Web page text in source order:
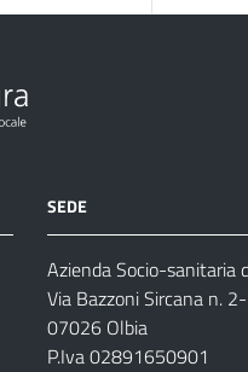
SEDE
Azienda Socio-sanitaria
Via Bazzoni Sircana n.
07026 Olbia
P.Iva 02891650901